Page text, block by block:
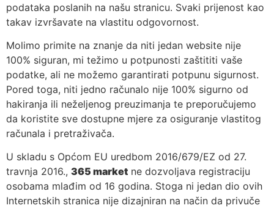
podataka poslanih na našu stranicu. Svaki prijenost kao
takav izvršavate na vlastitu odgovornost.
Molimo primite na znanje da niti jedan website nije
100% siguran, mi težimo u potpunosti zaštititi vaše
podatke, ali ne možemo garantirati potpunu sigurnost.
Pored toga, niti jedno računalo nije 100% sigurno od
hakiranja ili neželjenog preuzimanja te preporučujemo
da koristite sve dostupne mjere za osiguranje vlastitog
računala i pretraživača.
U skladu s Općom EU uredbom 2016/679/EZ od 27.
travnja 2016., 365 market ne dozvoljava registraciju
osobama mlađim od 16 godina. Stoga ni jedan dio ovih
Internetskih stranica nije dizajniran na način da privuče